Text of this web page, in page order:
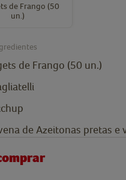
de Frango (50
un.)
de Frango (50 un.)
de Azeitonas pretas e